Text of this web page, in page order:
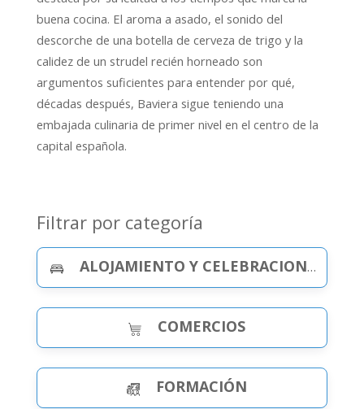
buena cocina. El aroma a asado, el sonido del
descorche de una botella de cerveza de trigo y la
calidez de un strudel recién horneado son
argumentos suficientes para entender por qué,
décadas después, Baviera sigue teniendo una
embajada culinaria de primer nivel en el centro de la
capital española.
Filtrar por categoría
ALOJAMIENTO Y CELEBRACIONES
COMERCIOS
FORMACIÓN